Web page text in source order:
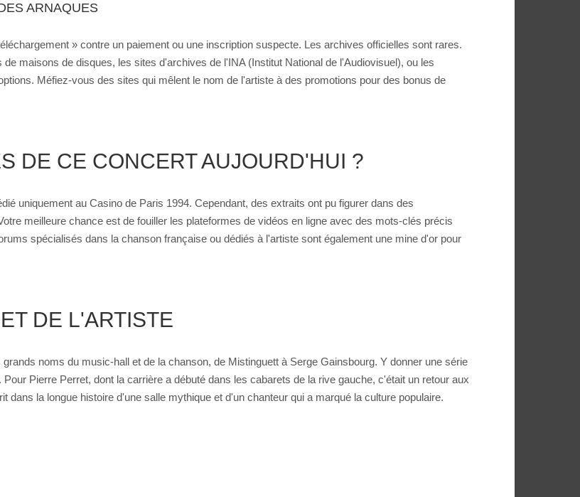
ARNAQUES
» contre un paiement ou une inscription suspecte. Les archives officielles sont rares.
maisons de disques, les sites d'archives de l'INA (Institut National de l'Audiovisuel), ou les
Méfiez-vous des sites qui mêlent le nom de l'artiste à des promotions pour des bonus de
DE CE CONCERT AUJOURD'HUI ?
uniquement au Casino de Paris 1994. Cependant, des extraits ont pu figurer dans des
meilleure chance est de fouiller les plateformes de vidéos en ligne avec des mots-clés précis
spécialisés dans la chanson française ou dédiés à l'artiste sont également une mine d'or pour
DE L'ARTISTE
noms du music-hall et de la chanson, de Mistinguett à Serge Gainsbourg. Y donner une série
Pierre Perret, dont la carrière a débuté dans les cabarets de la rive gauche, c'était un retour aux
la longue histoire d'une salle mythique et d'un chanteur qui a marqué la culture populaire.